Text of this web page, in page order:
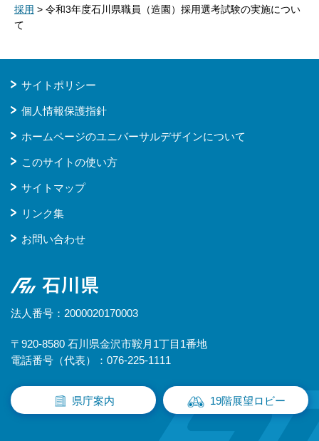
採用 > 令和3年度石川県職員（造園）採用選考試験の実施につい
て
サイトポリシー
個人情報保護指針
ホームページのユニバーサルデザインについて
このサイトの使い方
サイトマップ
リンク集
お問い合わせ
石川県
法人番号：2000020170003
〒920-8580 石川県金沢市鞍月1丁目1番地
電話番号（代表）：076-225-1111
県庁案内 19階展望ロビー